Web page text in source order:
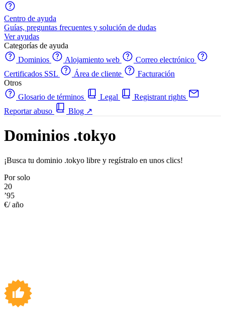
Centro de ayuda
Guías, preguntas frecuentes y solución de dudas
Ver ayudas
Categorías de ayuda
Dominios
Alojamiento web
Correo electrónico
Certificados SSL
Área de cliente
Facturación
Otros
Glosario de términos
Legal
Registrant rights
Reportar abuso
Blog ↗
Dominios .tokyo
¡Busca tu dominio .tokyo libre y regístralo en unos clics!
Por solo
20
’95
€/ año